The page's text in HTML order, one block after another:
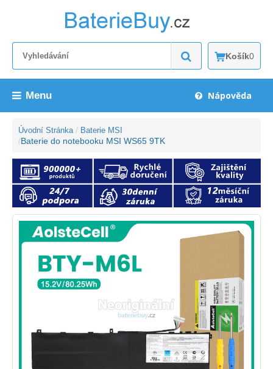
Košík0
Menu Nápověda
Úvodní Stránka Baterie MSI
Baterie do notebooku MSI WS65 9TK